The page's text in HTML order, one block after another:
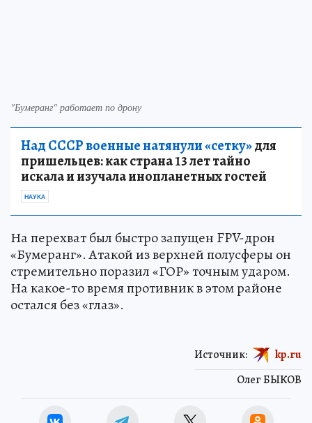
"Бумеранг" работает по дрону
Над СССР военные натянули «сетку»для
пришельцев: как страна 13 лет тайно
искала и изучала инопланетных гостей
НАУКА
На перехват был быстро запущен FPV-дрон
«Бумеранг». Атакой из верхней полусферы он
стремительно поразил «ГОР» точным ударом.
На какое-то время противник в этом районе
остался без «глаз».
Олег БЫКОВ
Источник: kp.ru